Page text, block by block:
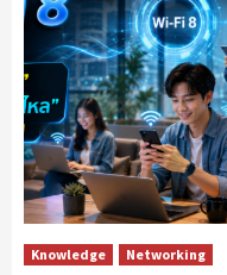
Knowledge
Networking